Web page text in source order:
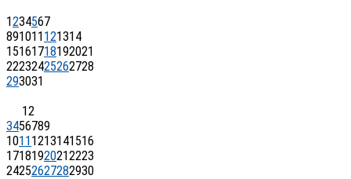
1234567
891011121314
15161718192021
22232425262728
293031
12
3456789
10111213141516
17181920212223
24252627282930